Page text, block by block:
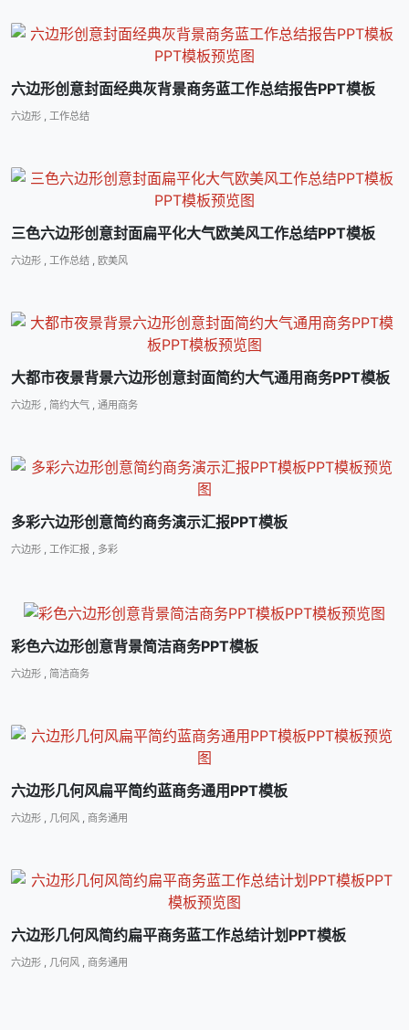
六边形创意封面经典灰背景商务蓝工作总结报告PPT模板
六边形 , 工作总结
三色六边形创意封面扁平化大气欧美风工作总结PPT模板
六边形 , 工作总结 , 欧美风
大都市夜景背景六边形创意封面简约大气通用商务PPT模板
六边形 , 简约大气 , 通用商务
多彩六边形创意简约商务演示汇报PPT模板
六边形 , 工作汇报 , 多彩
彩色六边形创意背景简洁商务PPT模板
六边形 , 简洁商务
六边形几何风扁平简约蓝商务通用PPT模板
六边形 , 几何风 , 商务通用
六边形几何风简约扁平商务蓝工作总结计划PPT模板
六边形 , 几何风 , 商务通用